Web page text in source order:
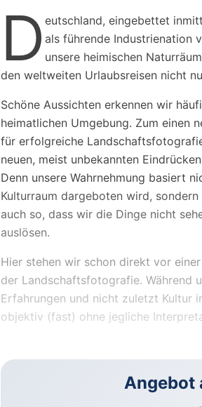
D eutschland, eingebettet
als führende Industrienation
unsere heimischen
den weltweiten Urlaubsreisen nicht
Schöne Aussichten erkennen wir
heimatlichen Umgebung. Zum einen
für erfolgreiche
neuen, meist unbekannten
Denn unsere Wahrnehmung basiert
Kulturraum dargeboten wird,
auch so, dass wir die Dinge nicht
auslösen.
Hier stehen wir schon direkt vor
der Landschaftsfotografie. Während
Erfahrungen und nicht zuletzt Kultur
objektiv (fast) ohne jegliche
Angebot